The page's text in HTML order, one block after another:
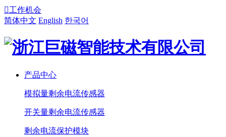
工作机会
简体中文 English 한국어
产品中心
模拟量剩余电流传感器
开关量剩余电流传感器
剩余电流保护模块